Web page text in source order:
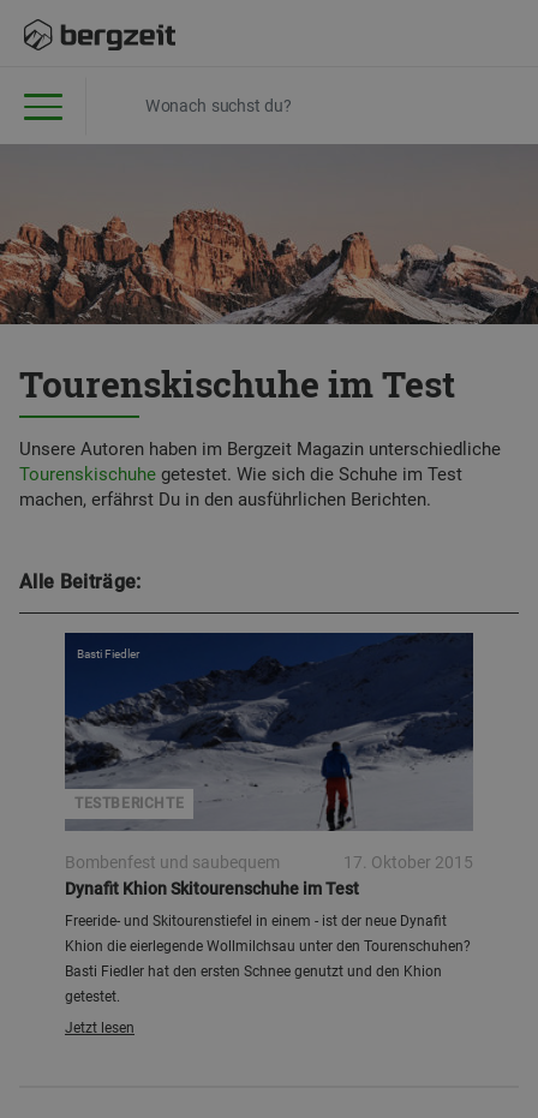
Tourenskischuhe im Test
Unsere Autoren haben im Bergzeit Magazin unterschiedliche
Tourenskischuhe getestet. Wie sich die Schuhe im Test
machen, erfährst Du in den ausführlichen Berichten.
Alle Beiträge:
TESTBERICHTE
Basti Fiedler
Bombenfest und saubequem
17. Oktober 2015
Dynafit Khion Skitourenschuhe im Test
Freeride- und Skitourenstiefel in einem - ist der neue Dynafit
Khion die eierlegende Wollmilchsau unter den Tourenschuhen?
Basti Fiedler hat den ersten Schnee genutzt und den Khion
getestet.
Jetzt lesen